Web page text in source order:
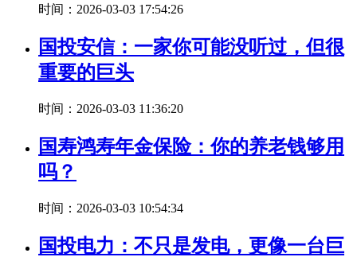
时间：2026-03-03 17:54:26
国投安信：一家你可能没听过，但很
重要的巨头
时间：2026-03-03 11:36:20
国寿鸿寿年金保险：你的养老钱够用
吗？
时间：2026-03-03 10:54:34
国投电力：不只是发电，更像一台巨